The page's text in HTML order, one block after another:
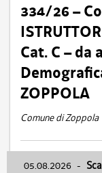
334/26 –
Cat. C – da
ZOPPOLA
Comune di Zoppola
05.08.2026 -